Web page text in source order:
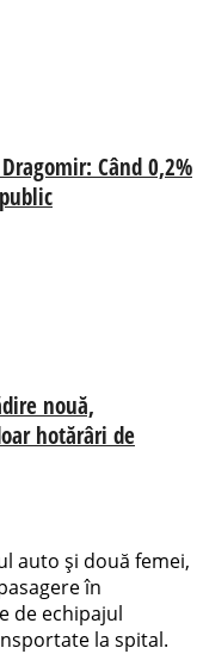
Când 0,2%
nouă,
hotărâri de
auto și două femei,
în
de echipajul
la spital.